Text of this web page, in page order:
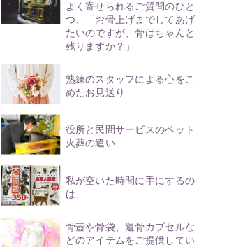
よく寄せられるご質問のひと
つ、「お骨上げまでしてあげ
たいのですが、骨はちゃんと
残りますか？」
熟練のスタッフによる心をこ
めたお見送り
役所と民間サービスのペット
火葬の違い
私が空いた時間に手にするの
は、
骨壺や骨袋、遺骨カプセルな
どのアイテムをご提供してい